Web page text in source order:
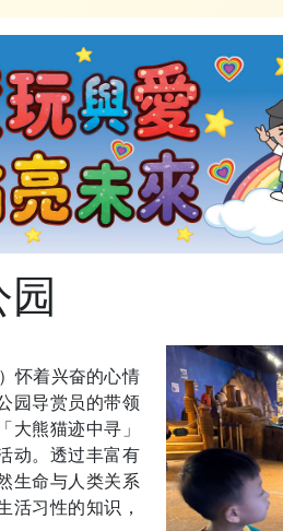
怀着兴奋的心情
园导赏员的带领
熊猫迹中寻」
动。透过丰富有
生命与人类关系
活习性的知识，